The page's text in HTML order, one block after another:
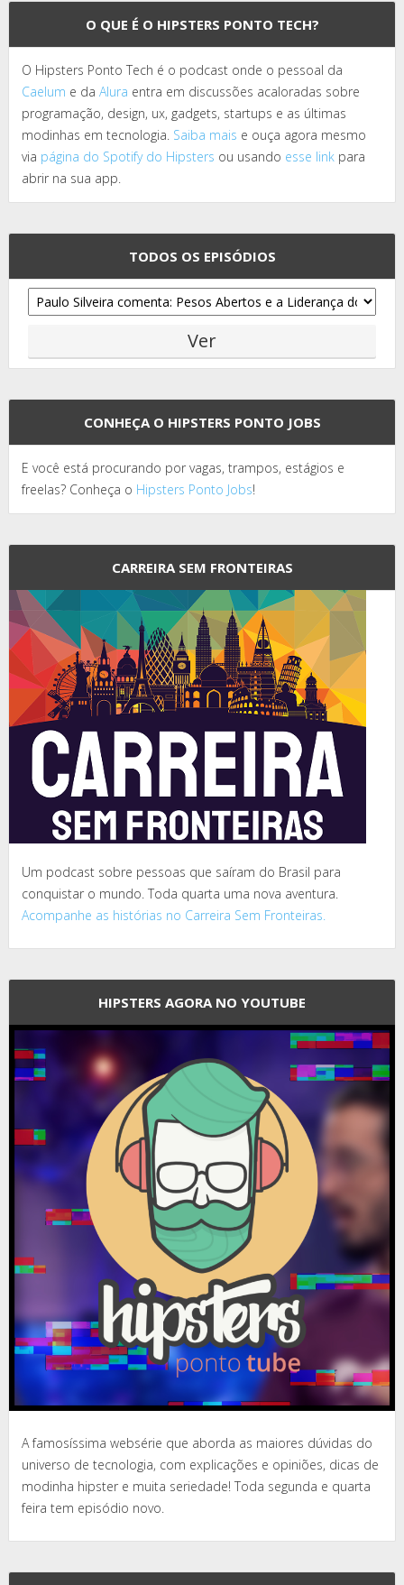
O QUE É O HIPSTERS PONTO TECH?
O Hipsters Ponto Tech é o podcast onde o pessoal da
Caelum e da Alura entra em discussões acaloradas sobre
programação, design, ux, gadgets, startups e as últimas
modinhas em tecnologia. Saiba mais e ouça agora mesmo
via página do Spotify do Hipsters ou usando esse link para
abrir na sua app.
TODOS OS EPISÓDIOS
CONHEÇA O HIPSTERS PONTO JOBS
E você está procurando por vagas, trampos, estágios e
freelas? Conheça o Hipsters Ponto Jobs!
CARREIRA SEM FRONTEIRAS
Um podcast sobre pessoas que saíram do Brasil para
conquistar o mundo. Toda quarta uma nova aventura.
Acompanhe as histórias no Carreira Sem Fronteiras.
HIPSTERS AGORA NO YOUTUBE
A famosíssima websérie que aborda as maiores dúvidas do
universo de tecnologia, com explicações e opiniões, dicas de
modinha hipster e muita seriedade! Toda segunda e quarta
feira tem episódio novo.